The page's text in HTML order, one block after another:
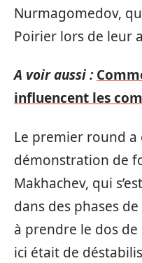
Nurmagomedov,
Poirier lors de leur
A voir aussi :
influencent les
Le premier round
démonstration de
Makhachev, qui
dans des phases
à prendre le dos de
ici était de